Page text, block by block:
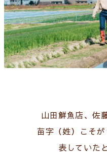
山田鮮魚店、佐
苗字（姓）こそ
表していた